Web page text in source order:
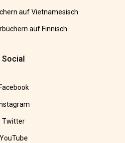
auf Vietnamesisch
auf Finnisch
Social
Facebook
Twitter
YouTube